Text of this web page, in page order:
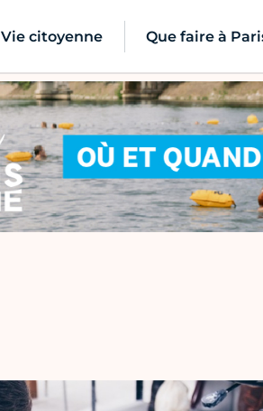
Vie citoyenne Que faire à